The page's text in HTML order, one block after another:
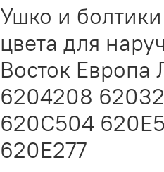
Ушко и
цвета для
Восток Европа
6204208
620C504
620E277